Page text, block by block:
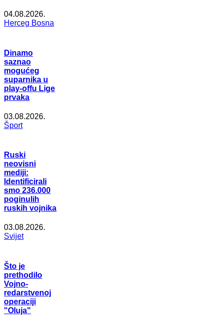
04.08.2026.
Herceg Bosna
Dinamo
saznao
mogućeg
suparnika u
play-offu Lige
prvaka
03.08.2026.
Šport
Ruski
neovisni
mediji:
Identificirali
smo 236.000
poginulih
ruskih vojnika
03.08.2026.
Svijet
Što je
prethodilo
Vojno-
redarstvenoj
operaciji
"Oluja"